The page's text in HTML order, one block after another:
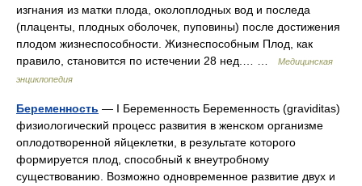
изгнания из матки плода, околоплодных вод и последа
(плаценты, плодных оболочек, пуповины) после достижения
плодом жизнеспособности. Жизнеспособным Плод, как
правило, становится по истечении 28 нед.… …
Медицинская
энциклопедия
Беременность — I Беременность Беременность (graviditas)
физиологический процесс развития в женском организме
оплодотворенной яйцеклетки, в результате которого
формируется плод, способный к внеутробному
существованию. Возможно одновременное развитие двух и